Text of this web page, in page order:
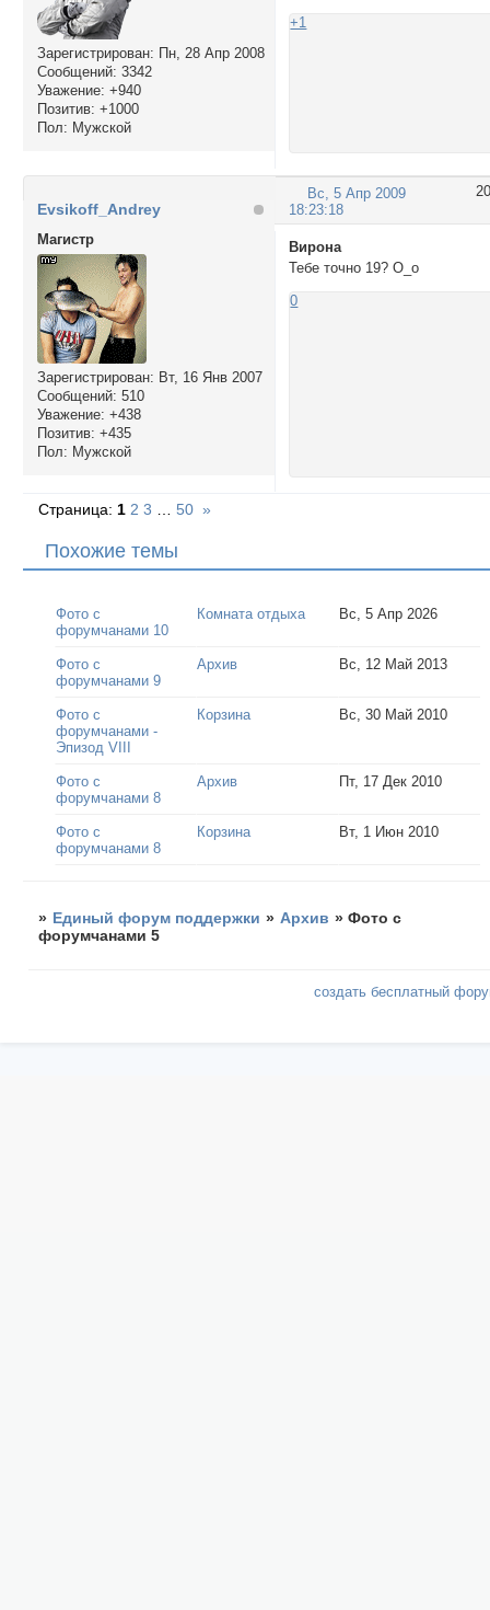
Зарегистрирован: Пн, 28 Апр 2008
Сообщений: 3342
Уважение: +940
Позитив: +1000
Пол: Мужской
+1
20
Вс, 5 Апр 2009
18:23:18
Evsikoff_Andrey
Магистр
Зарегистрирован: Вт, 16 Янв 2007
Сообщений: 510
Уважение: +438
Позитив: +435
Пол: Мужской
Вирона
Тебе точно 19? О_о
0
Страница: 1 2 3 50 »
Похожие темы
Фото с
форумчанами 10
Комната отдыха Вс, 5 Апр 2026
Фото с
форумчанами 9
Архив Вс, 12 Май 2013
Фото с
форумчанами -
Эпизод VIII
Корзина Вс, 30 Май 2010
Фото с
форумчанами 8
Архив Пт, 17 Дек 2010
Фото с
форумчанами 8
Корзина Вт, 1 Июн 2010
» Единый форум поддержки » Архив »Фото с
форумчанами 5
создать бесплатный